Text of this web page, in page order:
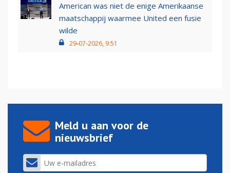
American was niet de enige Amerikaanse
maatschappij waarmee United een fusie
wilde
29-07-2026, 9:51
Meld u aan voor de
nieuwsbrief